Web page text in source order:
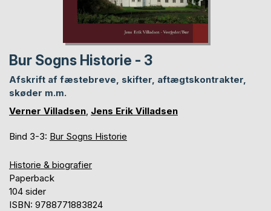
Bur Sogns Historie - 3
Afskrift af fæstebreve, skifter, aftægtskontrakter,
skøder m.m.
Verner Villadsen, Jens Erik Villadsen
Bind 3-3: Bur Sogns Historie
Historie & biografier
Paperback
104 sider
ISBN: 9788771883824